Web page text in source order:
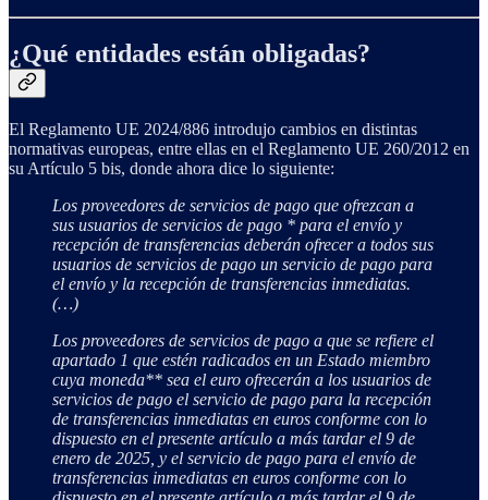
¿Qué entidades están obligadas?
El Reglamento UE 2024/886 introdujo cambios en distintas
normativas europeas, entre ellas en el Reglamento UE 260/2012 en
su Artículo 5 bis, donde ahora dice lo siguiente:
Los proveedores de servicios de pago que ofrezcan a
sus usuarios de servicios de pago * para el envío y
recepción de transferencias deberán ofrecer a todos sus
usuarios de servicios de pago un servicio de pago para
el envío y la recepción de transferencias inmediatas.
(…)
Los proveedores de servicios de pago a que se refiere el
apartado 1 que estén radicados en un Estado miembro
cuya moneda** sea el euro ofrecerán a los usuarios de
servicios de pago el servicio de pago para la recepción
de transferencias inmediatas en euros conforme con lo
dispuesto en el presente artículo a más tardar el 9 de
enero de 2025, y el servicio de pago para el envío de
transferencias inmediatas en euros conforme con lo